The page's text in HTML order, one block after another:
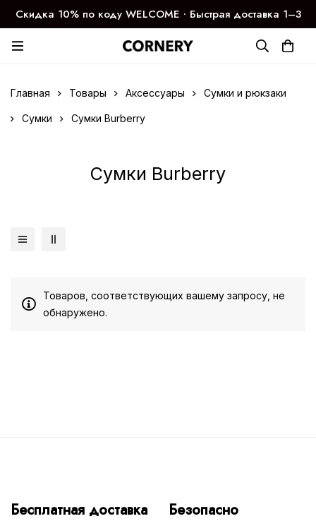
Скидка 10% по коду WELCOME ∙ Быстрая доставка 1–3
дня
Главная Товары Аксессуары Сумки и рюкзаки
Сумки Сумки Burberry
Сумки Burberry
Товаров, соответствующих вашему запросу, не
обнаружено.
Бесплатная доставка Безопасно